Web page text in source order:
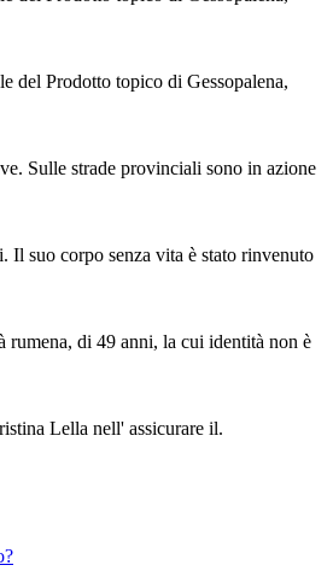
del Prodotto topico di Gessopalena,
Sulle strade provinciali sono in azione
suo corpo senza vita è stato rinvenuto
di 49 anni, la cui identità non è
Lella nell' assicurare il.